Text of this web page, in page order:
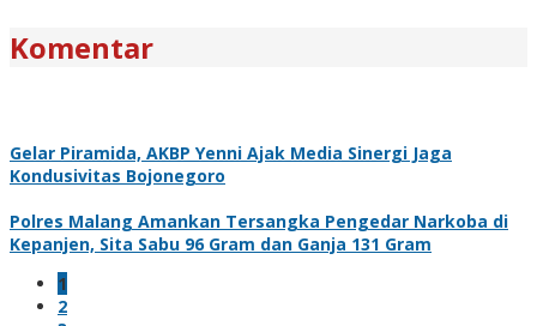
Komentar
Gelar Piramida, AKBP Yenni Ajak Media Sinergi Jaga
Kondusivitas Bojonegoro
Polres Malang Amankan Tersangka Pengedar Narkoba di
Kepanjen, Sita Sabu 96 Gram dan Ganja 131 Gram
1
2